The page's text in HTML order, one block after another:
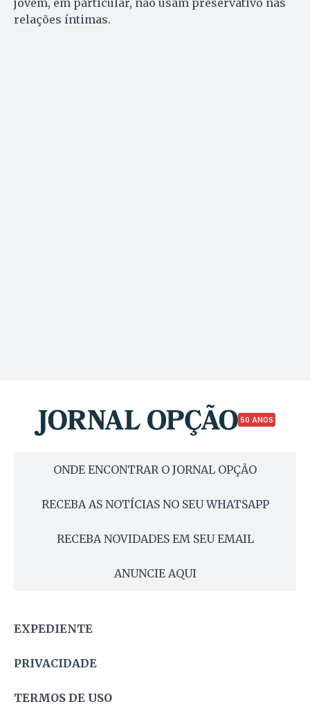
jovem, em particular, não usam preservativo nas
relações íntimas.
50 ANOS
ONDE ENCONTRAR O JORNAL OPÇÃO
RECEBA AS NOTÍCIAS NO SEU WHATSAPP
RECEBA NOVIDADES EM SEU EMAIL
ANUNCIE AQUI
EXPEDIENTE
PRIVACIDADE
TERMOS DE USO